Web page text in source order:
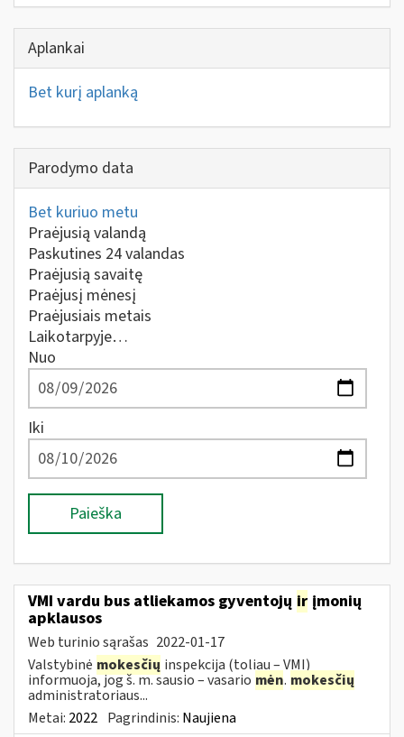
Aplankai
Bet kurį aplanką
Parodymo data
Bet kuriuo metu
Praėjusią valandą
Paskutines 24 valandas
Praėjusią savaitę
Praėjusį mėnesį
Praėjusiais metais
Laikotarpyje…
Nuo
Iki
Paieška
VMI vardu bus atliekamos gyventojų ir įmonių
apklausos
Web turinio sąrašas 2022-01-17
Valstybinė mokesčių inspekcija (toliau – VMI)
informuoja, jog š. m. sausio – vasario mėn. mokesčių
administratoriaus...
Metai: 2022 Pagrindinis: Naujiena